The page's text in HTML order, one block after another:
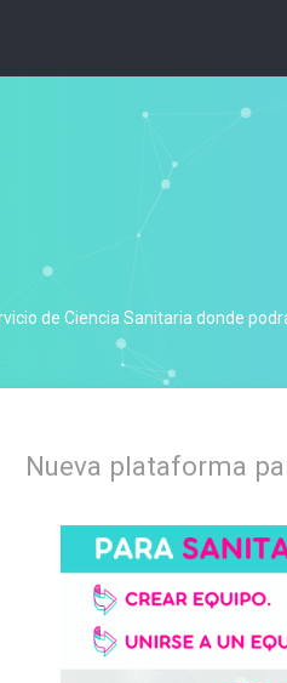
de Ciencia Sanitaria donde
Nueva plataforma